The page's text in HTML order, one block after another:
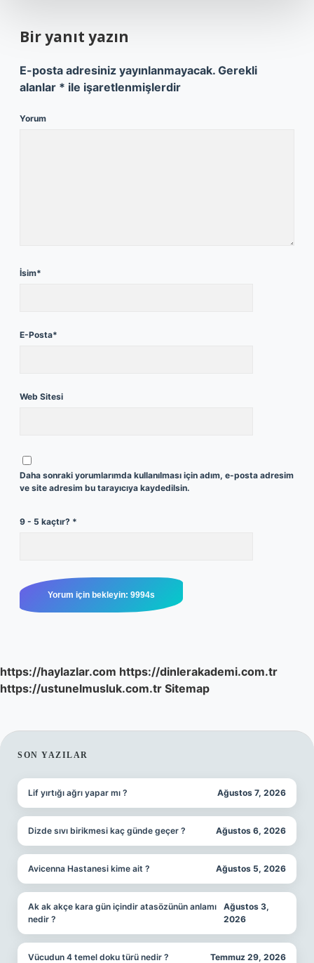
Bir yanıt yazın
E-posta adresiniz yayınlanmayacak. Gerekli
alanlar * ile işaretlenmişlerdir
Yorum
İsim*
E-Posta*
Web Sitesi
Daha sonraki yorumlarımda kullanılması için adım, e-posta adresim
ve site adresim bu tarayıcıya kaydedilsin.
9 - 5 kaçtır? *
https://haylazlar.com https://dinlerakademi.com.tr
https://ustunelmusluk.com.tr Sitemap
SIDEBAR
SON YAZILAR
Lif yırtığı ağrı yapar mı ? Ağustos 7, 2026
Dizde sıvı birikmesi kaç günde geçer ? Ağustos 6, 2026
Avicenna Hastanesi kime ait ? Ağustos 5, 2026
Ak ak akçe kara gün içindir atasözünün anlamı
nedir ?
Ağustos 3,
2026
Vücudun 4 temel doku türü nedir ? Temmuz 29, 2026